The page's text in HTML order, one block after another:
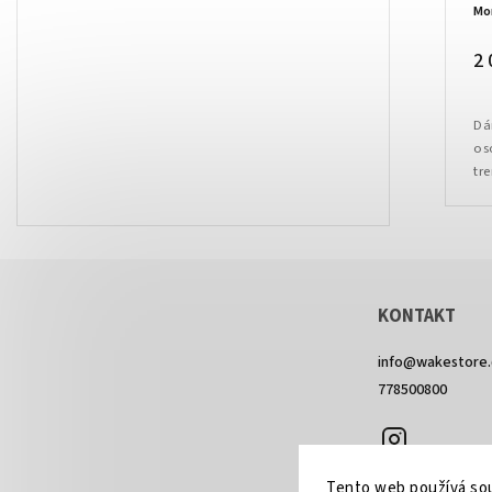
2
KONTAKT
info@
778500800